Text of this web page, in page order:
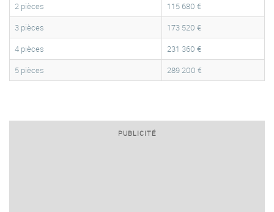
2 pièces
115 680 €
3 pièces
173 520 €
4 pièces
231 360 €
5 pièces
289 200 €
PUBLICITÉ